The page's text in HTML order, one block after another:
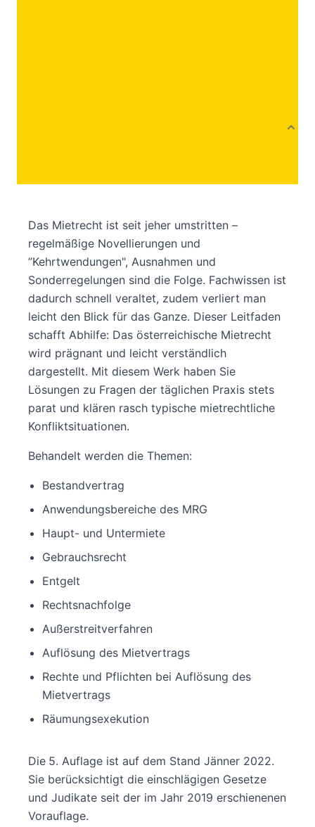
Das Mietrecht ist seit jeher umstritten –
regelmäßige Novellierungen und
”Kehrtwendungen", Ausnahmen und
Sonderregelungen sind die Folge. Fachwissen ist
dadurch schnell veraltet, zudem verliert man
leicht den Blick für das Ganze. Dieser Leitfaden
schafft Abhilfe: Das österreichische Mietrecht
wird prägnant und leicht verständlich
dargestellt. Mit diesem Werk haben Sie
Lösungen zu Fragen der täglichen Praxis stets
parat und klären rasch typische mietrechtliche
Konfliktsituationen.
Behandelt werden die Themen:
Bestandvertrag
Anwendungsbereiche des MRG
Haupt- und Untermiete
Gebrauchsrecht
Entgelt
Rechtsnachfolge
Außerstreitverfahren
Auflösung des Mietvertrags
Rechte und Pflichten bei Auflösung des
Mietvertrags
Räumungsexekution
Die 5. Auflage ist auf dem Stand Jänner 2022.
Sie berücksichtigt die einschlägigen Gesetze
und Judikate seit der im Jahr 2019 erschienenen
Vorauflage.